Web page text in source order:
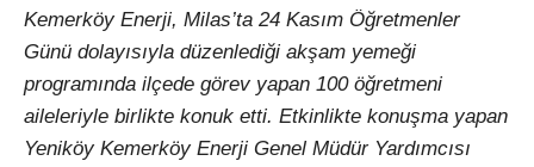
Kemerköy Enerji, Milas’ta 24 Kasım Öğretmenler
Günü dolayısıyla düzenlediği akşam yemeği
programında ilçede görev yapan 100 öğretmeni
aileleriyle birlikte konuk etti. Etkinlikte konuşma yapan
Yeniköy Kemerköy Enerji Genel Müdür Yardımcısı